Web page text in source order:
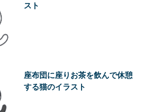
スト
座布団に座りお茶を飲んで休憩
する猫のイラスト